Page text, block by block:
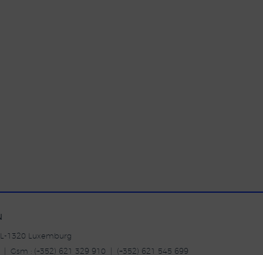
1320 Luxemburg
| Gsm : (+352) 621 329 910 | (+352) 621 545 699